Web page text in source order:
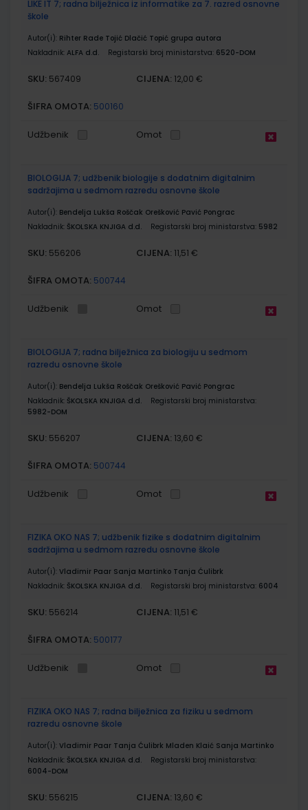
LIKE IT 7; radna bilježnica iz informatike za 7. razred osnovne
škole
Autor(i): Rihter Rade Tojić Dlačić Topić grupa autora
Nakladnik: ALFA d.d. Registarski broj ministarstva: 6520-DOM
SKU: 567409 CIJENA: 12,00 €
ŠIFRA OMOTA: 500160
Udžbenik Omot
BIOLOGIJA 7; udžbenik biologije s dodatnim digitalnim
sadržajima u sedmom razredu osnovne škole
Autor(i): Bendelja Lukša Roščak Orešković Pavić Pongrac
Nakladnik: ŠKOLSKA KNJIGA d.d. Registarski broj ministarstva: 5982
SKU: 556206 CIJENA: 11,51 €
ŠIFRA OMOTA: 500744
Udžbenik Omot
BIOLOGIJA 7; radna bilježnica za biologiju u sedmom
razredu osnovne škole
Autor(i): Bendelja Lukša Roščak Orešković Pavić Pongrac
Nakladnik: ŠKOLSKA KNJIGA d.d.
Registarski broj ministarstva:
5982-DOM
SKU: 556207 CIJENA: 13,60 €
ŠIFRA OMOTA: 500744
Udžbenik Omot
FIZIKA OKO NAS 7; udžbenik fizike s dodatnim digitalnim
sadržajima u sedmom razredu osnovne škole
Autor(i): Vladimir Paar Sanja Martinko Tanja Ćulibrk
Nakladnik: ŠKOLSKA KNJIGA d.d. Registarski broj ministarstva: 6004
SKU: 556214 CIJENA: 11,51 €
ŠIFRA OMOTA: 500177
Udžbenik Omot
FIZIKA OKO NAS 7; radna bilježnica za fiziku u sedmom
razredu osnovne škole
Autor(i): Vladimir Paar Tanja Ćulibrk Mladen Klaić Sanja Martinko
Nakladnik: ŠKOLSKA KNJIGA d.d.
Registarski broj ministarstva:
6004-DOM
SKU: 556215 CIJENA: 13,60 €